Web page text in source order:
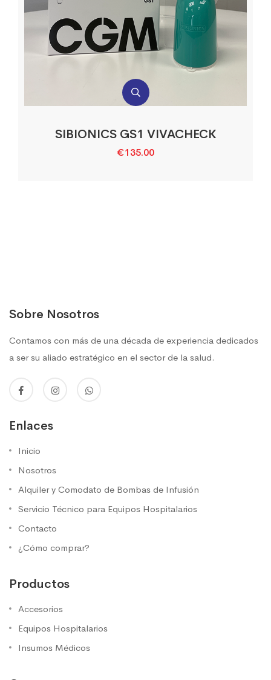
SIBIONICS GS1 VIVACHECK
€135.00
Sobre Nosotros
Contamos con más de una década de experiencia dedicados
a ser su aliado estratégico en el sector de la salud.
Enlaces
Inicio
Nosotros
Alquiler y Comodato de Bombas de Infusión
Servicio Técnico para Equipos Hospitalarios
Contacto
¿Cómo comprar?
Productos
Accesorios
Equipos Hospitalarios
Insumos Médicos